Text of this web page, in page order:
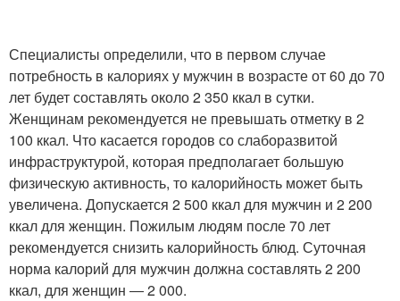
Специалисты определили, что в первом случае
потребность в калориях у мужчин в возрасте от 60 до 70
лет будет составлять около 2 350 ккал в сутки.
Женщинам рекомендуется не превышать отметку в 2
100 ккал. Что касается городов со слаборазвитой
инфраструктурой, которая предполагает большую
физическую активность, то калорийность может быть
увеличена. Допускается 2 500 ккал для мужчин и 2 200
ккал для женщин. Пожилым людям после 70 лет
рекомендуется снизить калорийность блюд. Суточная
норма калорий для мужчин должна составлять 2 200
ккал, для женщин ― 2 000.